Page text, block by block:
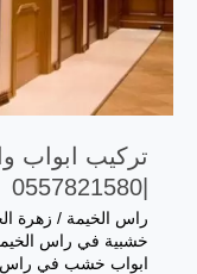
تركيب ابواب
|0557821580
راس الخيمة / زهرة
خشبية في راس
ابواب خشب في راس